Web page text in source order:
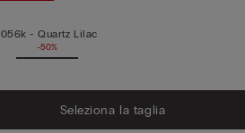
056k - Quartz Lilac
-50%
Seleziona la taglia